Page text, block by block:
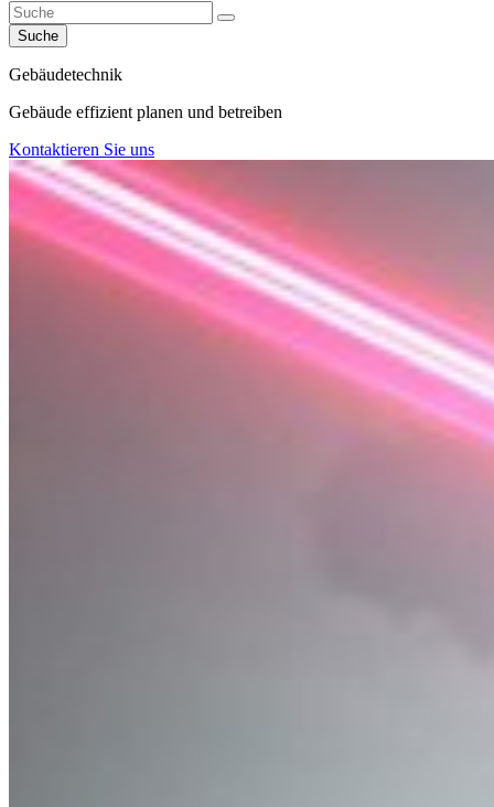
Suche
Gebäudetechnik
Gebäude effizient planen und betreiben
Kontaktieren Sie uns